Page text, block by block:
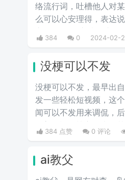
络流行词，吐槽他人对
么可以心安理得，表达
心里mmp的心情。这里
的“痛”含有“内疚、愧疚、
意思。网络上主要用于吐
人不会内疚吗，来源于热
鹉兄弟表情包，火于知
词也被《咬文嚼字》评
年度十大流行语之一，现
用于聊天中的表情包。
384 0 2024-02-
没梗可以不发
没梗可以不发，最早出
发一些轻松短视频，这
闻可以不发用来调侃，
科普的视频博主身上，
多的是带有玩梗的意味
的新梗，只好发一些烂
不被认可时，网友们就
384 点赞 0 评论
ai教父